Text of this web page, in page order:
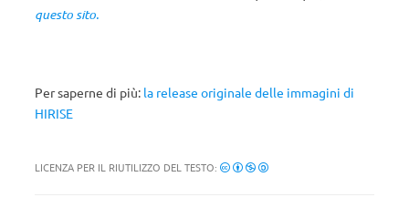
questo sito.
Per saperne di più: la release originale delle immagini di
HIRISE
LICENZA PER IL RIUTILIZZO DEL TESTO: